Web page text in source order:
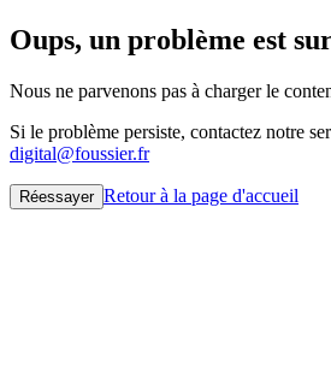
Oups, un problème est
Nous ne parvenons pas à charger le
Si le problème persiste, contactez notre
digital@foussier.fr
Réessayer Retour à la page d'accueil